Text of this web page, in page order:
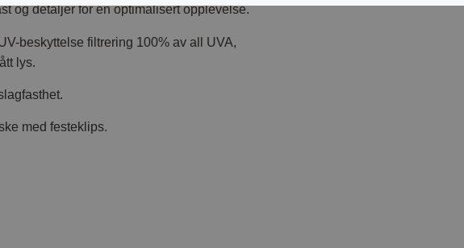
og detaljer for en optimalisert opplevelse.
beskyttelse filtrering 100% av all UVA,
lys.
med festeklips.